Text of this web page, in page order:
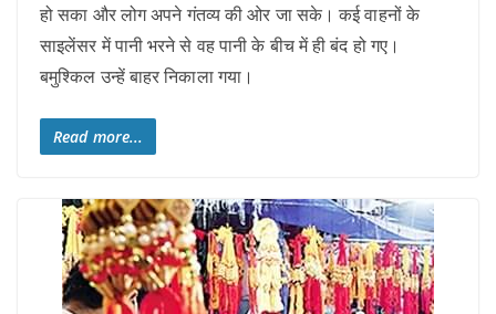
हो सका और लोग अपने गंतव्य की ओर जा सके। कई वाहनों के
साइलेंसर में पानी भरने से वह पानी के बीच में ही बंद हो गए।
बमुश्किल उन्हें बाहर निकाला गया।
Read more...